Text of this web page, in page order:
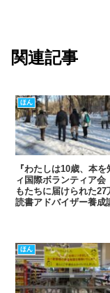
関連記事
ほん
『わたしは10歳、本
ィ国際ボランティア
もたちに届けられた
読書アドバイザー養成
ほん